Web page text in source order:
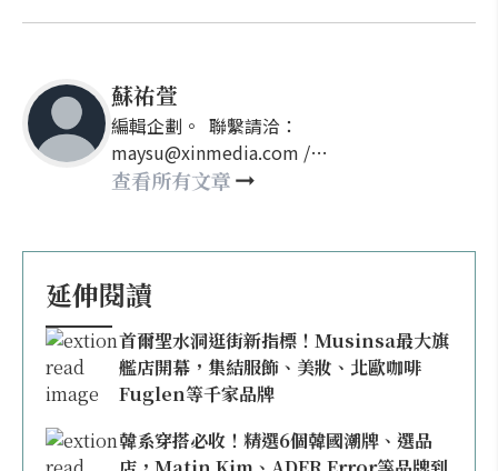
蘇祐萱
編輯企劃。 聯繫請洽：
maysu@xinmedia.com /
may860527@gmail.com
查看所有文章
延伸閱讀
首爾聖水洞逛街新指標！Musinsa最大旗
艦店開幕，集結服飾、美妝、北歐咖啡
Fuglen等千家品牌
韓系穿搭必收！精選6個韓國潮牌、選品